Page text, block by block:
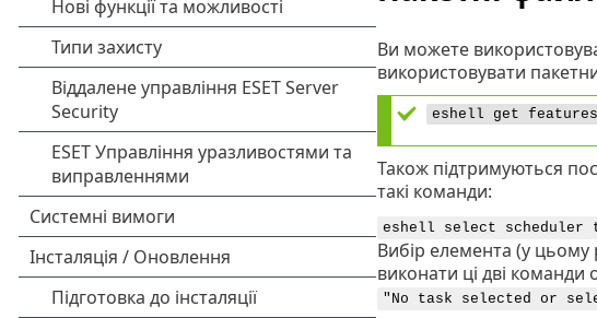
Ви можете
використовувати
eshell get
Також підтримуються
такі команди:
eshell select scheduler
Вибір елемента (у цьому
виконати ці дві
"No task selected or